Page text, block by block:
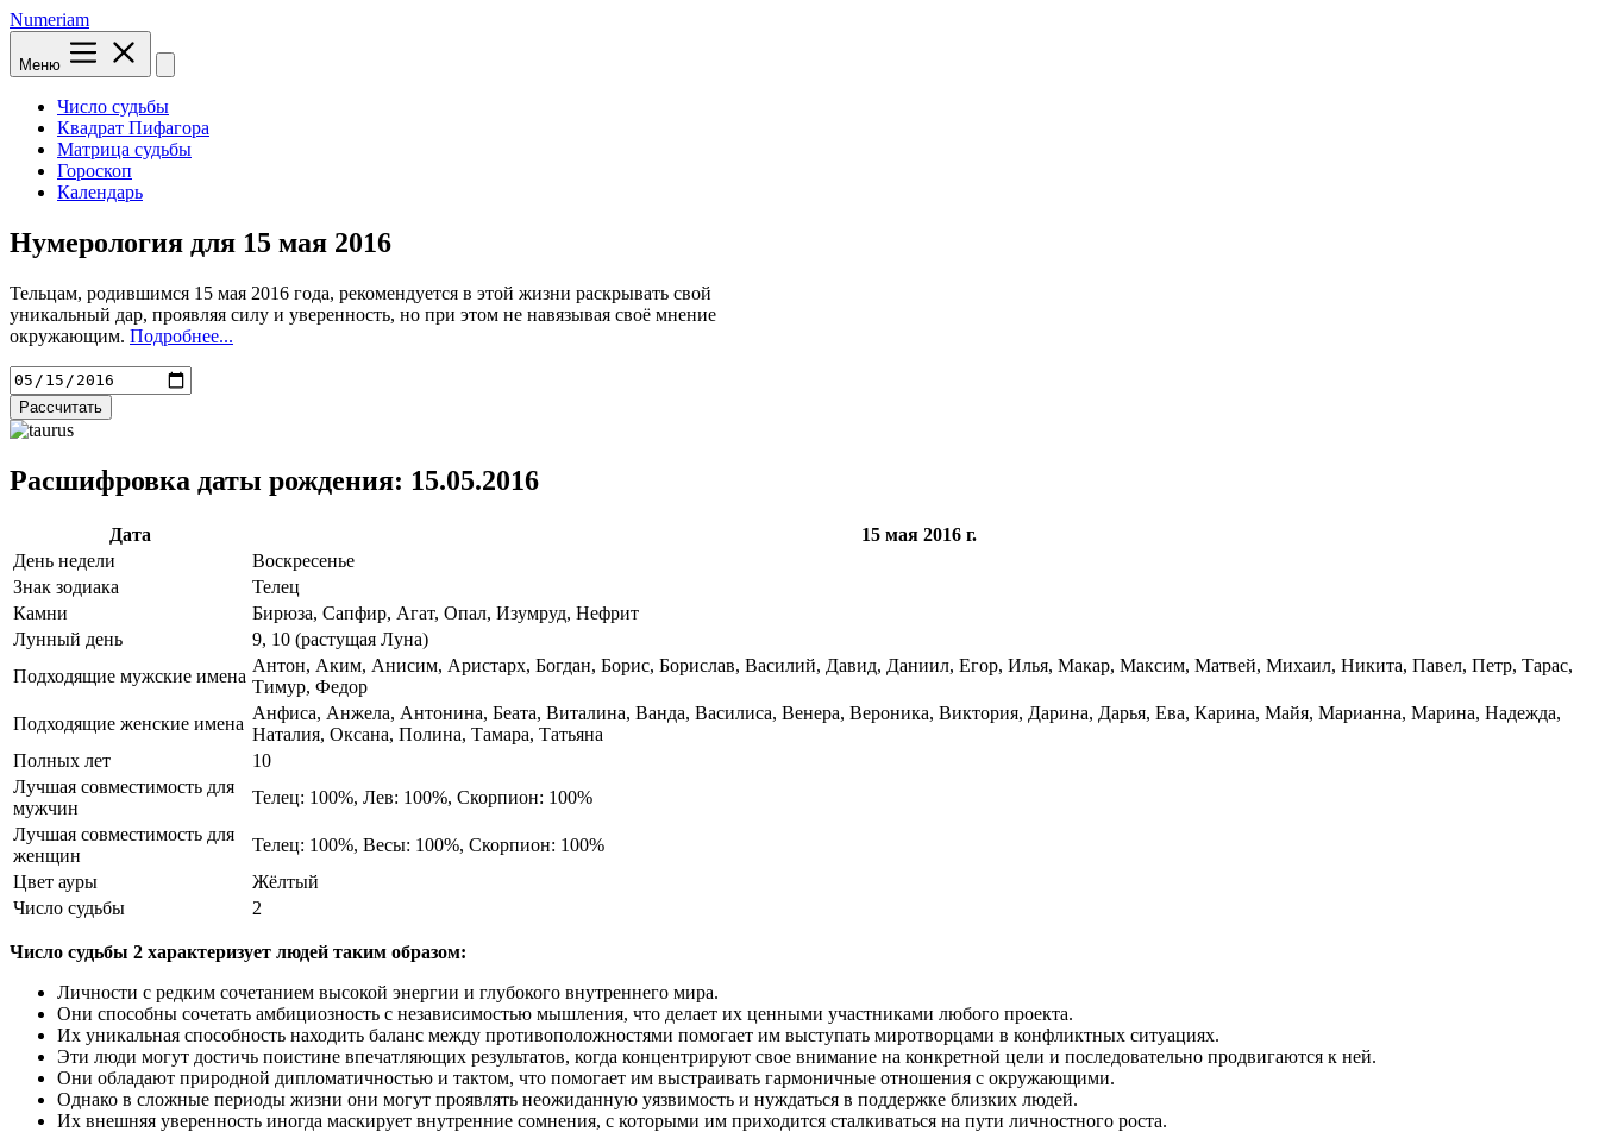
Numeriam
Меню
Число судьбы
Квадрат Пифагора
Матрица судьбы
Гороскоп
Календарь
Нумерология для 15 мая 2016
Тельцам, родившимся 15 мая 2016 года, рекомендуется в этой жизни раскрывать свой
уникальный дар, проявляя силу и уверенность, но при этом не навязывая своё мнение
окружающим. Подробнее...
Рассчитать
Расшифровка даты рождения: 15.05.2016
Дата
15 мая 2016 г.
День недели
Воскресенье
Знак зодиака
Телец
Камни
Бирюза, Сапфир, Агат, Опал, Изумруд, Нефрит
Лунный день
9, 10 (растущая Луна)
Подходящие мужские имена
Антон, Аким, Анисим, Аристарх, Богдан, Борис, Борислав, Василий, Давид, Даниил, Егор, Илья, Макар, Максим, Матвей, Михаил, Никита, Павел, Петр, Тарас,
Тимур, Федор
Подходящие женские имена
Анфиса, Анжела, Антонина, Беата, Виталина, Ванда, Василиса, Венера, Вероника, Виктория, Дарина, Дарья, Ева, Карина, Майя, Марианна, Марина, Надежда,
Наталия, Оксана, Полина, Тамара, Татьяна
Полных лет
10
Лучшая совместимость для
мужчин
Телец: 100%, Лев: 100%, Скорпион: 100%
Лучшая совместимость для
женщин
Телец: 100%, Весы: 100%, Скорпион: 100%
Цвет ауры
Жёлтый
Число судьбы
2
Число судьбы 2 характеризует людей таким образом:
Личности с редким сочетанием высокой энергии и глубокого внутреннего мира.
Они способны сочетать амбициозность с независимостью мышления, что делает их ценными участниками любого проекта.
Их уникальная способность находить баланс между противоположностями помогает им выступать миротворцами в конфликтных ситуациях.
Эти люди могут достичь поистине впечатляющих результатов, когда концентрируют свое внимание на конкретной цели и последовательно продвигаются к ней.
Они обладают природной дипломатичностью и тактом, что помогает им выстраивать гармоничные отношения с окружающими.
Однако в сложные периоды жизни они могут проявлять неожиданную уязвимость и нуждаться в поддержке близких людей.
Их внешняя уверенность иногда маскирует внутренние сомнения, с которыми им приходится сталкиваться на пути личностного роста.